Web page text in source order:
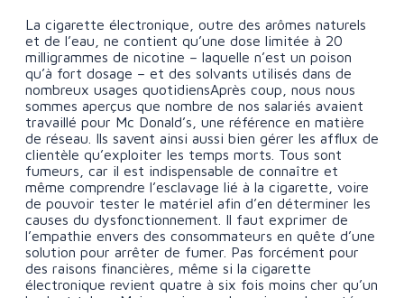
La cigarette électronique, outre des arômes naturels
et de l’eau, ne contient qu’une dose limitée à 20
milligrammes de nicotine – laquelle n’est un poison
qu’à fort dosage – et des solvants utilisés dans de
nombreux usages quotidiensAprès coup, nous nous
sommes aperçus que nombre de nos salariés avaient
travaillé pour Mc Donald’s, une référence en matière
de réseau. Ils savent ainsi aussi bien gérer les afflux de
clientèle qu’exploiter les temps morts. Tous sont
fumeurs, car il est indispensable de connaître et
même comprendre l’esclavage lié à la cigarette, voire
de pouvoir tester le matériel afin d’en déterminer les
causes du dysfonctionnement. Il faut exprimer de
l’empathie envers des consommateurs en quête d’une
solution pour arrêter de fumer. Pas forcément pour
des raisons financières, même si la cigarette
électronique revient quatre à six fois moins cher qu’un